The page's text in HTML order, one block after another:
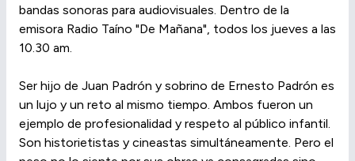
bandas sonoras para audiovisuales. Dentro de la
emisora Radio Taíno "De Mañana", todos los jueves a las
10.30 am.
Ser hijo de Juan Padrón y sobrino de Ernesto Padrón es
un lujo y un reto al mismo tiempo. Ambos fueron un
ejemplo de profesionalidad y respeto al público infantil.
Son historietistas y cineastas simultáneamente. Pero el